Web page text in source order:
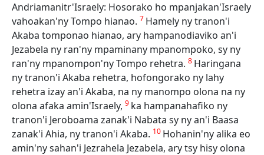
Andriamanitr'Israely: Hosorako ho mpanjakan'Israely
vahoakan'ny Tompo hianao. 7 Hamely ny tranon'i
Akaba tomponao hianao, ary hampanodiaviko an'i
Jezabela ny ran'ny mpaminany mpanompoko, sy ny
ran'ny mpanompon'ny Tompo rehetra. 8 Haringana
ny tranon'i Akaba rehetra, hofongorako ny lahy
rehetra izay an'i Akaba, na ny manompo olona na ny
olona afaka amin'Israely, 9 ka hampanahafiko ny
tranon'i Jeroboama zanak'i Nabata sy ny an'i Baasa
zanak'i Ahia, ny tranon'i Akaba. 10 Hohanin'ny alika eo
amin'ny sahan'i Jezrahela Jezabela, ary tsy hisy olona